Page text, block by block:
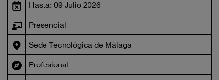
Hasta: 09 Julio 2026
Presencial
Sede Tecnológica de Málaga
Profesional